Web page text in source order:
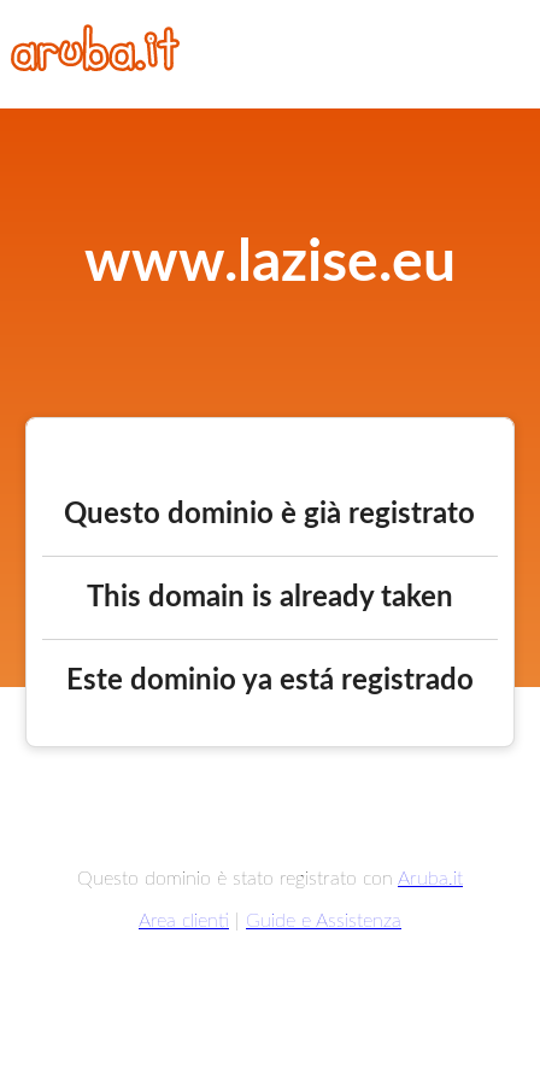
www.lazise.eu
Questo dominio è già registrato
This domain is already taken
Este dominio ya está registrado
Questo dominio è stato registrato con Aruba.it
Area clienti Guide e Assistenza